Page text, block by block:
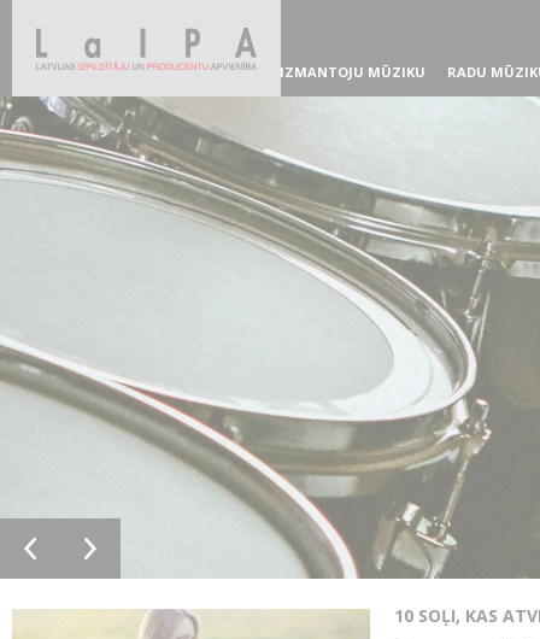
IZMANTOJU MŪZIKU RADU
10 SOĻI, KAS